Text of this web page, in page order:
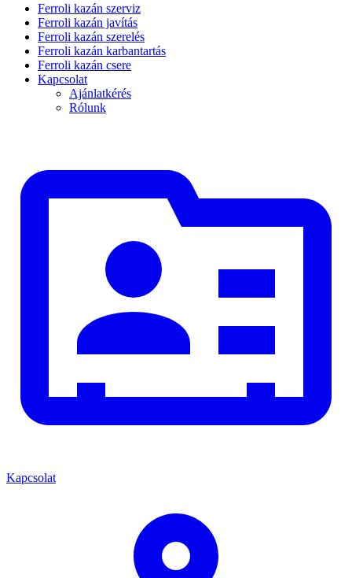
Ferroli kazán szerviz
Ferroli kazán javítás
Ferroli kazán szerelés
Ferroli kazán karbantartás
Ferroli kazán csere
Kapcsolat
Ajánlatkérés
Rólunk
Kapcsolat